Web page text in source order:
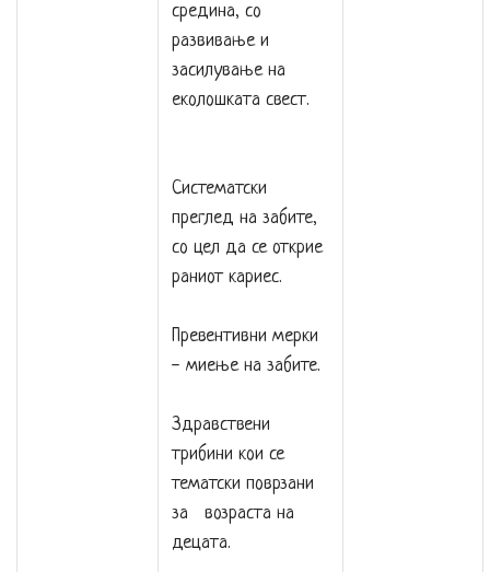
средина, со
развивање и
засилување на
еколошката свест.
Систематски
преглед на забите,
со цел да се открие
раниот кариес.
Превентивни мерки
- миење на забите.
Здравствени
трибини кои се
тематски поврзани
за возраста на
децата.